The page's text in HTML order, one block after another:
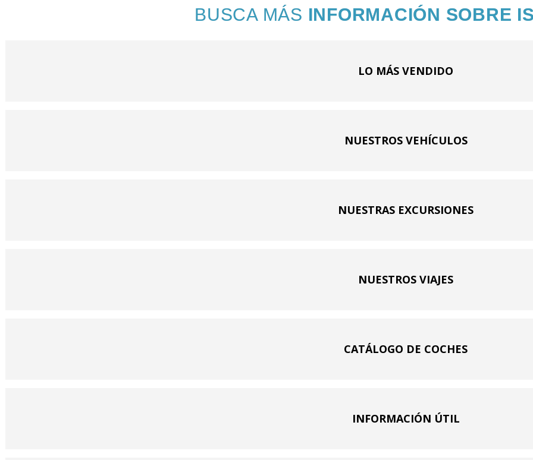
BUSCA MÁS INFORMACIÓN SOBRE
LO MÁS VENDIDO
NUESTROS VEHÍCULOS
NUESTRAS EXCURSIONES
NUESTROS VIAJES
CATÁLOGO DE COCHES
INFORMACIÓN ÚTIL